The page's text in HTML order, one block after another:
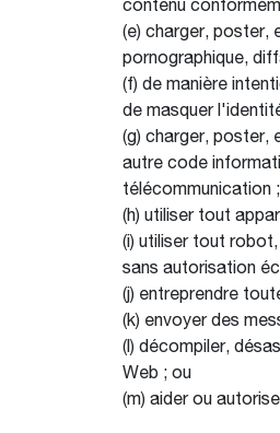
contenu
(e) charger, poster,
pornographique,
(f) de manière
de masquer
(g) charger, poster,
autre code
télécommunication ;
(h) utiliser tout
(i) utiliser tout
sans autorisation
(j) entreprendre
(k) envoyer des
(l) décompiler,
Web ; ou
(m) aider ou